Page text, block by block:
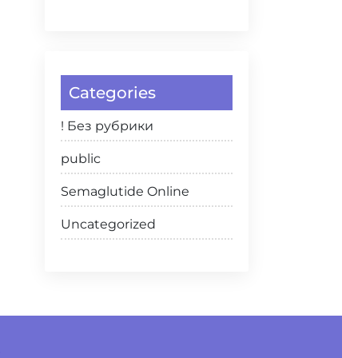
Categories
! Без рубрики
public
Semaglutide Online
Uncategorized